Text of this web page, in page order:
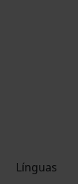
Línguas